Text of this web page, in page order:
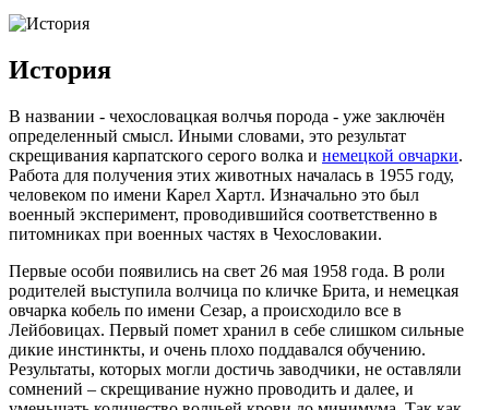
История
В названии - чехословацкая волчья порода - уже заключён
определенный смысл. Иными словами, это результат
скрещивания карпатского серого волка и немецкой овчарки.
Работа для получения этих животных началась в 1955 году,
человеком по имени Карел Хартл. Изначально это был
военный эксперимент, проводившийся соответственно в
питомниках при военных частях в Чехословакии.
Первые особи появились на свет 26 мая 1958 года. В роли
родителей выступила волчица по кличке Брита, и немецкая
овчарка кобель по имени Сезар, а происходило все в
Лейбовицах. Первый помет хранил в себе слишком сильные
дикие инстинкты, и очень плохо поддавался обучению.
Результаты, которых могли достичь заводчики, не оставляли
сомнений – скрещивание нужно проводить и далее, и